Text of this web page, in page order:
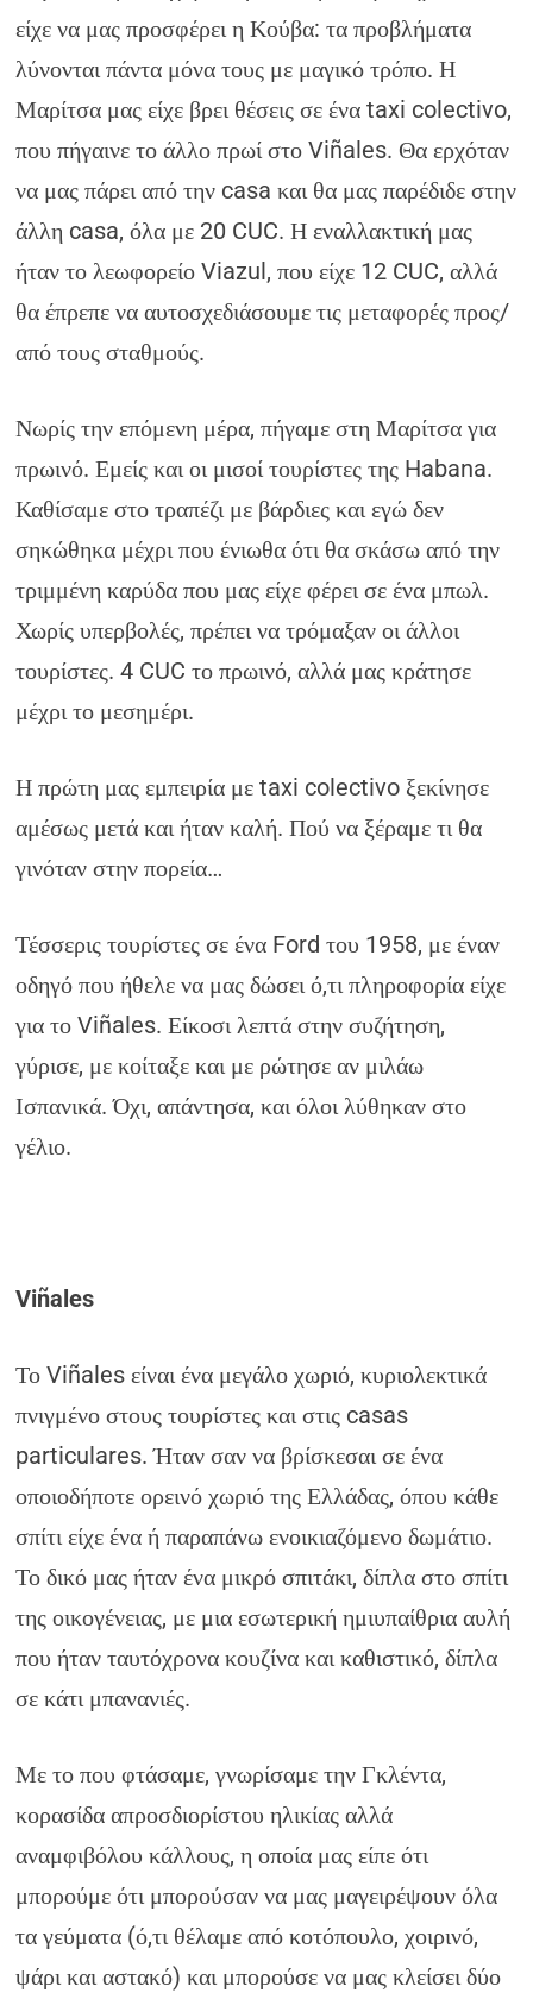
είχε να μας προσφέρει η Κούβα: τα προβλήματα
λύνονται πάντα μόνα τους με μαγικό τρόπο. Η
Μαρίτσα μας είχε βρει θέσεις σε ένα taxi colectivo,
που πήγαινε το άλλο πρωί στο Viñales. Θα ερχόταν
να μας πάρει από την casa και θα μας παρέδιδε στην
άλλη casa, όλα με 20 CUC. Η εναλλακτική μας
ήταν το λεωφορείο Viazul, που είχε 12 CUC, αλλά
θα έπρεπε να αυτοσχεδιάσουμε τις μεταφορές προς/
από τους σταθμούς.
Νωρίς την επόμενη μέρα, πήγαμε στη Μαρίτσα για
πρωινό. Εμείς και οι μισοί τουρίστες της Habana.
Καθίσαμε στο τραπέζι με βάρδιες και εγώ δεν
σηκώθηκα μέχρι που ένιωθα ότι θα σκάσω από την
τριμμένη καρύδα που μας είχε φέρει σε ένα μπωλ.
Χωρίς υπερβολές, πρέπει να τρόμαξαν οι άλλοι
τουρίστες. 4 CUC το πρωινό, αλλά μας κράτησε
μέχρι το μεσημέρι.
Η πρώτη μας εμπειρία με taxi colectivo ξεκίνησε
αμέσως μετά και ήταν καλή. Πού να ξέραμε τι θα
γινόταν στην πορεία…
Τέσσερις τουρίστες σε ένα Ford του 1958, με έναν
οδηγό που ήθελε να μας δώσει ό,τι πληροφορία είχε
για το Viñales. Είκοσι λεπτά στην συζήτηση,
γύρισε, με κοίταξε και με ρώτησε αν μιλάω
Ισπανικά. Όχι, απάντησα, και όλοι λύθηκαν στο
γέλιο.
Viñales
Το Viñales είναι ένα μεγάλο χωριό, κυριολεκτικά
πνιγμένο στους τουρίστες και στις casas
particulares. Ήταν σαν να βρίσκεσαι σε ένα
οποιοδήποτε ορεινό χωριό της Ελλάδας, όπου κάθε
σπίτι είχε ένα ή παραπάνω ενοικιαζόμενο δωμάτιο.
Το δικό μας ήταν ένα μικρό σπιτάκι, δίπλα στο σπίτι
της οικογένειας, με μια εσωτερική ημιυπαίθρια αυλή
που ήταν ταυτόχρονα κουζίνα και καθιστικό, δίπλα
σε κάτι μπανανιές.
Με το που φτάσαμε, γνωρίσαμε την Γκλέντα,
κορασίδα απροσδιορίστου ηλικίας αλλά
αναμφιβόλου κάλλους, η οποία μας είπε ότι
μπορούμε ότι μπορούσαν να μας μαγειρέψουν όλα
τα γεύματα (ό,τι θέλαμε από κοτόπουλο, χοιρινό,
ψάρι και αστακό) και μπορούσε να μας κλείσει δύο